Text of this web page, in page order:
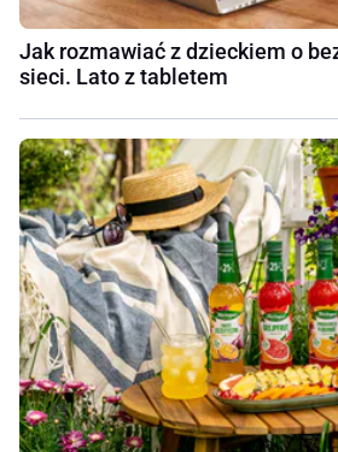
Jak rozmawiać z dzieckiem o
sieci. Lato z tabletem